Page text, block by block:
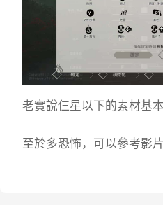
老實說仨星以下的素材基
至於多恐怖，可以參考影片